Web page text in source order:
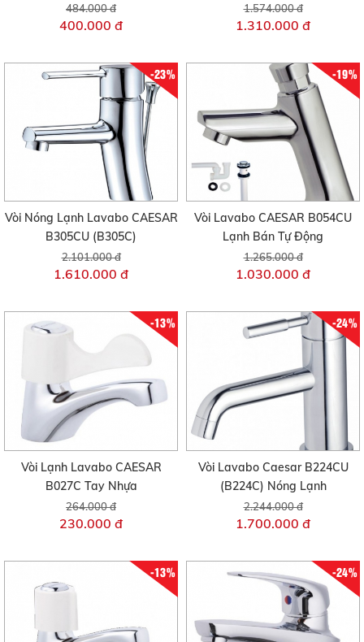
484.000 đ
400.000 đ
1.574.000 đ
1.310.000 đ
-23%
Vòi Nóng Lạnh Lavabo CAESAR
B305CU (B305C)
2.101.000 đ
1.610.000 đ
-19%
Vòi Lavabo CAESAR B054CU
Lạnh Bán Tự Động
1.265.000 đ
1.030.000 đ
-13%
Vòi Lạnh Lavabo CAESAR
B027C Tay Nhựa
264.000 đ
230.000 đ
-24%
Vòi Lavabo Caesar B224CU
(B224C) Nóng Lạnh
2.244.000 đ
1.700.000 đ
-13% -24%